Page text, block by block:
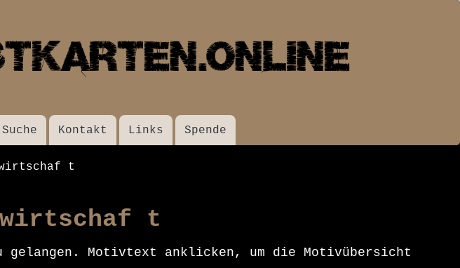
Suche Kontakt Links Spende
t
t
Motivtext anklicken, um die Motivübersicht